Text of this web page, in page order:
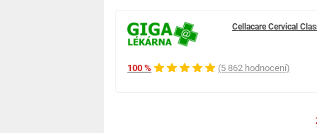
100 % (5 862 hodnocení)
Cellacare Cervical